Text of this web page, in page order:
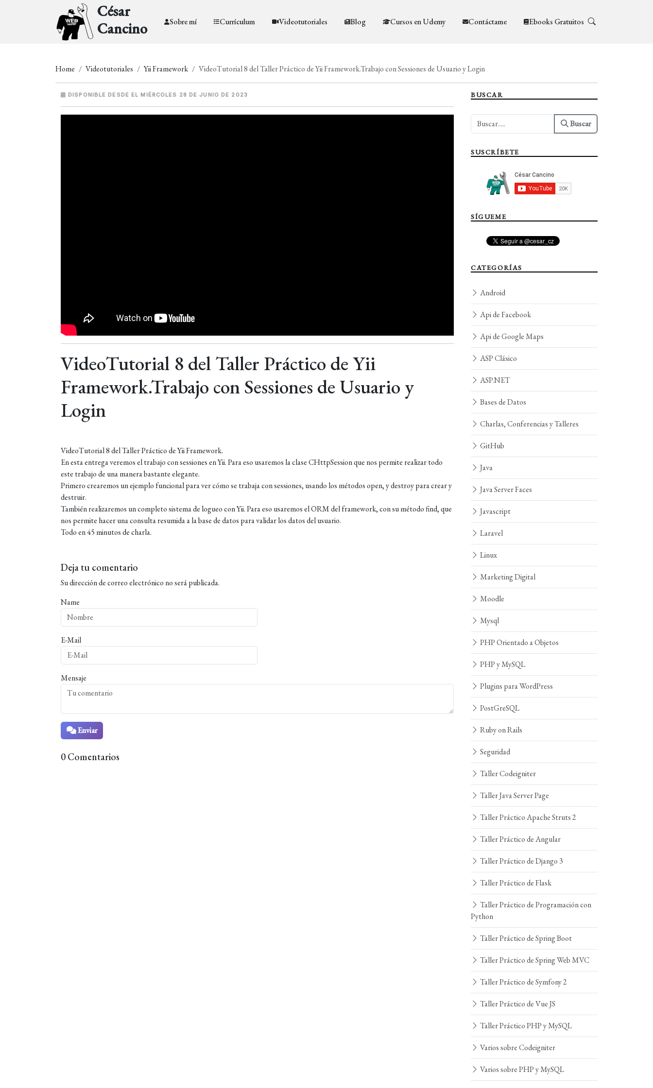
César
Cancino
Sobre mí Currículum Videotutoriales Blog Cursos en Udemy Contáctame Ebooks Gratuitos
Home Videotutoriales Yii Framework VideoTutorial 8 del Taller Práctico de Yii Framework.Trabajo con Sessiones de Usuario y Login
DISPONIBLE DESDE EL MIÉRCOLES 28 DE JUNIO DE 2023
VideoTutorial 8 del Taller Práctico de Yii
Framework.Trabajo con Sessiones de Usuario y
Login
VideoTutorial 8 del Taller Práctico de Yii Framework.
En esta entrega veremos el trabajo con sessiones en Yii. Para eso usaremos la clase CHttpSession que nos permite realizar todo
este trabajo de una manera bastante elegante.
Primero crearemos un ejemplo funcional para ver cómo se trabaja con sessiones, usando los métodos open, y destroy para crear y
destruir.
También realizaremos un completo sistema de logueo con Yii. Para eso usaremos el ORM del framework, con su método find, que
nos permite hacer una consulta resumida a la base de datos para validar los datos del usuario.
Todo en 45 minutos de charla.
Deja tu comentario
Su dirección de correo electrónico no será publicada.
Name
E-Mail
Mensaje
Enviar
0 Comentarios
BUSCAR
Buscar
SUSCRÍBETE
SÍGUEME
CATEGORÍAS
Android
Api de Facebook
Api de Google Maps
ASP Clásico
ASP.NET
Bases de Datos
Charlas, Conferencias y Talleres
GitHub
Java
Java Server Faces
Javascript
Laravel
Linux
Marketing Digital
Moodle
Mysql
PHP Orientado a Objetos
PHP y MySQL
Plugins para WordPress
PostGreSQL
Ruby on Rails
Seguridad
Taller Codeigniter
Taller Java Server Page
Taller Práctico Apache Struts 2
Taller Práctico de Angular
Taller Práctico de Django 3
Taller Práctico de Flask
Taller Práctico de Programación con
Python
Taller Práctico de Spring Boot
Taller Práctico de Spring Web MVC
Taller Práctico de Symfony 2
Taller Práctico de Vue JS
Taller Práctico PHP y MySQL
Varios sobre Codeigniter
Varios sobre PHP y MySQL